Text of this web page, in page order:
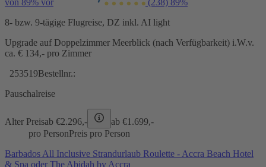
8- bzw. 9-tägige Flugreise, DZ inkl. AI light
Upgrade auf Doppelzimmer Meerblick (nach Verfügbarkeit) i.W.v.
ca. € 134,- pro Zimmer
253519Bestellnr.:
Pauschalreise
Alter Preisab €2.296,- ab €1.699,-
pro PersonPreis pro Person
Barbados All Inclusive Strandurlaub Roulette - Accra Beach Hotel
& Spa oder The Abidah by Accra